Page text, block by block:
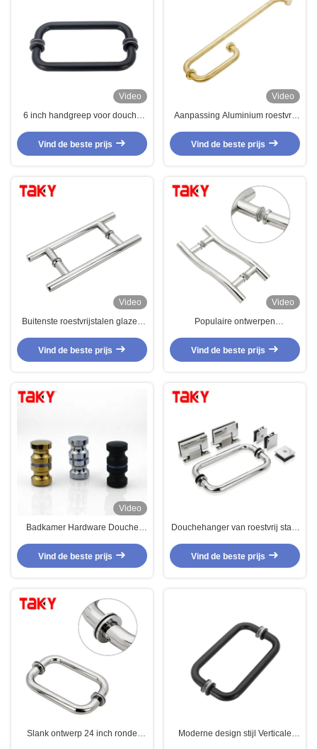
Video
6 inch handgreep voor douche
lange hotel badkamer glazen
Vind de beste prijs
Video
Aanpassing Aluminium roestvrij
Douche scherm Glas deur
Vind de beste prijs
Video
Buitenste roestvrijstalen glazen
lange badkamer douche kamer
Vind de beste prijs
Video
Populaire ontwerpen
gepolijst glas deurgreep
Vind de beste prijs
Video
Badkamer Hardware Douche
trekglas deur handvat en knop
Vind de beste prijs
Douchehanger van roestvrij staal
voor douchedeurhardware
Vind de beste prijs
Slank ontwerp 24 inch ronde
Moderne design stijl Verticale